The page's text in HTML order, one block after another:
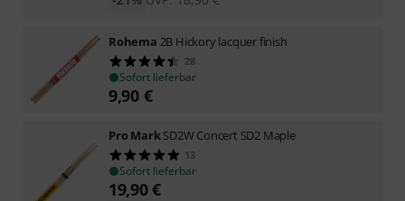
Rohema 2B Hickory lacquer finish
28
Sofort lieferbar
9,90 €
Pro MarkSD2W Concert SD2 Maple
13
Sofort lieferbar
19,90€